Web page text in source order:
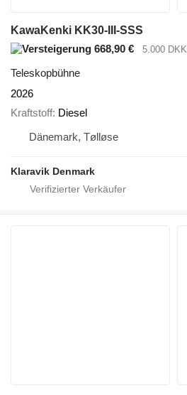
KawaKenki KK30-III-SSS
668,90 €
5.000 DKK
Teleskopbühne
2026
Kraftstoff Diesel
Dänemark, Tølløse
Klaravik Denmark